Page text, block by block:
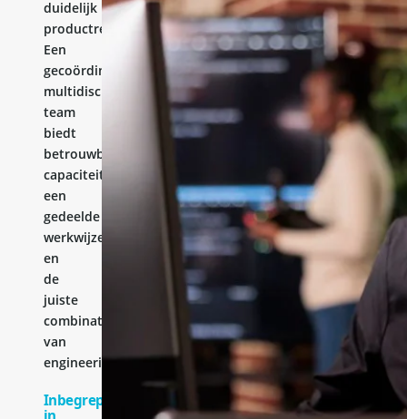
duidelijk
productresultaat.
Een
gecoördineerd
multidisciplinair
team
biedt
betrouwbare
capaciteit,
een
gedeelde
werkwijze
en
de
juiste
combinatie
van
engineeringervaring.
Inbegrepen